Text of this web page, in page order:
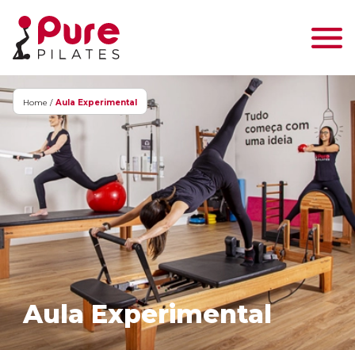
Aula Experimental
Home / Aula Experimental